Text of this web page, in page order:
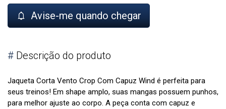
Avise-me quando chegar
# Descrição do produto
Jaqueta Corta Vento Crop Com Capuz Wind é perfeita para
seus treinos! Em shape amplo, suas mangas possuem punhos,
para melhor ajuste ao corpo. A peça conta com capuz e